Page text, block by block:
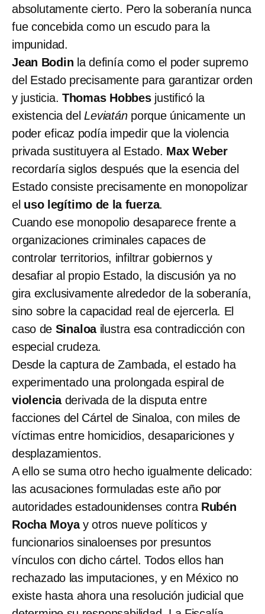
absolutamente cierto. Pero la soberanía nunca
fue concebida como un escudo para la
impunidad.
Jean Bodin la definía como el poder supremo
del Estado precisamente para garantizar orden
y justicia. Thomas Hobbesjustificó la
existencia delLeviatán porque únicamente un
poder eficaz podía impedir que la violencia
privada sustituyera al Estado. Max Weber
recordaría siglos después que la esencia del
Estado consiste precisamente en monopolizar
el uso legítimo de la fuerza.
Cuando ese monopolio desaparece frente a
organizaciones criminales capaces de
controlar territorios, infiltrar gobiernos y
desafiar al propio Estado, la discusión ya no
gira exclusivamente alrededor de la soberanía,
sino sobre la capacidad real de ejercerla. El
caso de Sinaloa ilustra esa contradicción con
especial crudeza.
Desde la captura de Zambada, el estado ha
experimentado una prolongada espiral de
violencia derivada de la disputa entre
facciones del Cártel de Sinaloa, con miles de
víctimas entre homicidios, desapariciones y
desplazamientos.
A ello se suma otro hecho igualmente delicado:
las acusaciones formuladas este año por
autoridades estadounidenses contra Rubén
Rocha Moyay otros nueve políticos y
funcionarios sinaloenses por presuntos
vínculos con dicho cártel. Todos ellos han
rechazado las imputaciones, y en México no
existe hasta ahora una resolución judicial que